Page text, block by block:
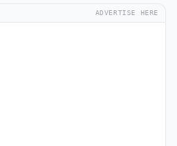
ADVERTISE HERE